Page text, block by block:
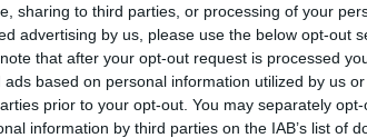
sharing to third parties, or processing of your
advertising by us, please use the below opt-out
that after your opt-out request is processed
based on personal information utilized by us
prior to your opt-out. You may separately
information by third parties on the IAB’s list of